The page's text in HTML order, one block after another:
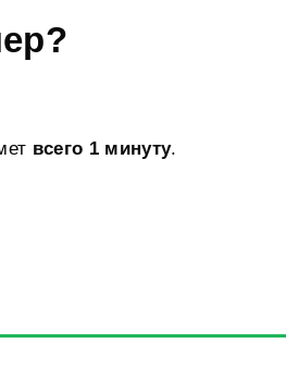
всего 1 минуту.